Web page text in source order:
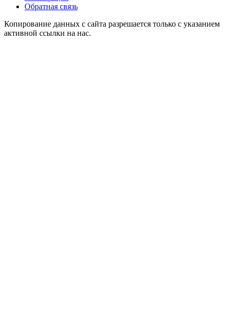
Обратная связь
Копирование данных с сайта разрешается только с указанием
активной ссылки на нас.